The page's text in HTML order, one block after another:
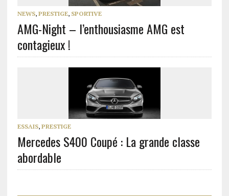
NEWS, PRESTIGE, SPORTIVE
AMG-Night – l’enthousiasme AMG est
contagieux !
ESSAIS, PRESTIGE
Mercedes S400 Coupé : La grande classe
abordable